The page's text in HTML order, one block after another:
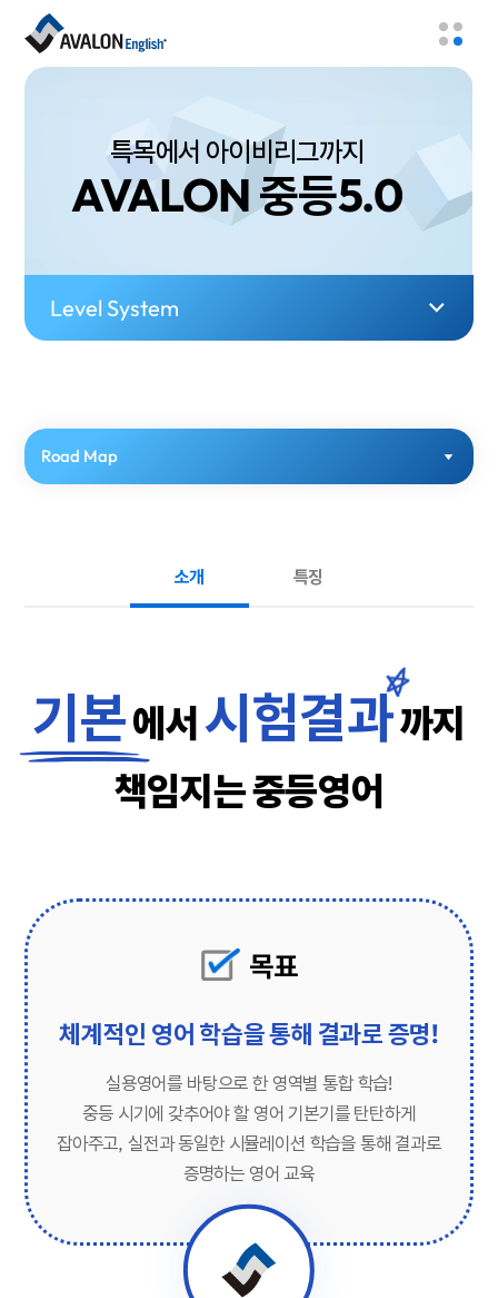
특목에서 아이비리그까지
AVALON 중등5.0
Level System
Road Map
소개 특징
기본에서 시험결과까지
책임지는 중등영어
목표
체계적인 영어 학습을 통해 결과로 증명!
실용영어를 바탕으로 한 영역별 통합 학습!
중등 시기에 갖추어야 할 영어 기본기를 탄탄하게
잡아주고, 실전과 동일한 시뮬레이션 학습을 통해 결과로
증명하는 영어 교육